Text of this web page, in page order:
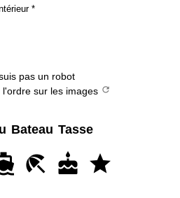
*
pas un robot
sur les images refresh
Bateau Tasse
beach_access cake star